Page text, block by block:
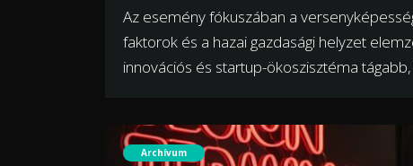
Az esemény fókuszában a
faktorok és a hazai gazdasági helyzet
innovációs és startup-ökoszisztéma
Archívum